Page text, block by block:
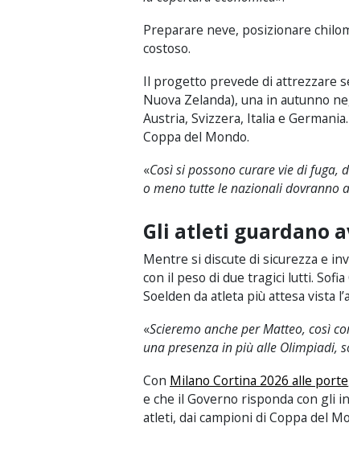
Preparare neve, posizionare
costoso.
Il progetto prevede di attrezzare
Nuova Zelanda), una in autunno
Austria, Svizzera, Italia e
Coppa del Mondo.
«Così si possono curare vie di fuga,
o meno tutte le nazionali dovranno
Gli atleti guardano
Mentre si discute di sicurezza e
con il peso di due tragici lutti.
Soelden da atleta più attesa vista
«Scieremo anche per Matteo, così
una presenza in più alle Olimpiadi,
Con Milano Cortina 2026 alle porte
e che il Governo risponda con gli
atleti, dai campioni di Coppa del